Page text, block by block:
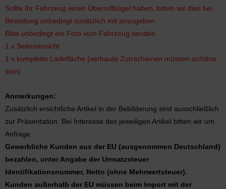
Sollte Ihr Fahrzeug einen Überrollbügel haben, bitten wir dies bei
Bestellung unbedingt zusätzlich mit anzugeben.
Bitte unbedingt ein Foto vom Fahrzeug senden
1 x Seitenansicht
1 x komplette Ladefläche (verbaute Zurrschienen müssen sichtbar
sein)
Anmerkungen:
Zusätzlich ersichtliche Artikel in der Bebilderung sind ausschließlich
zur Präsentation. Bei Interesse des jeweiligen Artikel bitten wir um
Anfrage.
Gewerbliche Kunden aus der EU (ausgenommen Deutschland)
bezahlen, unter Angabe der Umsatzsteuer
Identifikationsnummer, Netto (ohne Mehrwertsteuer).
Kunden außerhalb der EU müssen beim Import mit der